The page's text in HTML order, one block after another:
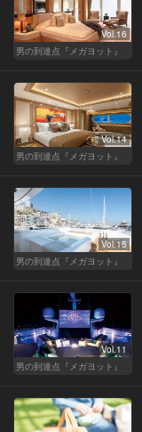
Vol.16
男の到達点『メガヨット』
Vol.14
男の到達点『メガヨット』
Vol.15
男の到達点『メガヨット』
Vol.11
男の到達点『メガヨット』